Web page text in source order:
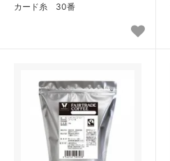
カード糸 30番